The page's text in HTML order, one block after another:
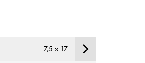
7,5 x 17